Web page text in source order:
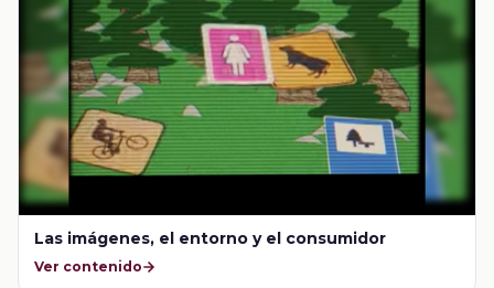
Las imágenes, el entorno y el consumidor
Ver contenido